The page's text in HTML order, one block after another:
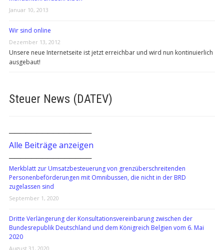
Januar 10, 2013
Wir sind online
Dezember 13, 2012
Unsere neue Internetseite ist jetzt erreichbar und wird nun kontinuierlich
ausgebaut!
Steuer News (DATEV)
───────────────
Alle Beiträge anzeigen
───────────────
Merkblatt zur Umsatzbesteuerung von grenzüberschreitenden
Personenbeförderungen mit Omnibussen, die nicht in der BRD
zugelassen sind
September 1, 2020
Dritte Verlängerung der Konsultationsvereinbarung zwischen der
Bundesrepublik Deutschland und dem Königreich Belgien vom 6. Mai
2020
August 31, 2020